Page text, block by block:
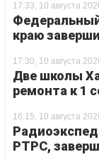
17:33, 10 августа
краю
17:30, 10 августа
Две школы
ремонта к 1
16:15, 10 августа
РТРС,